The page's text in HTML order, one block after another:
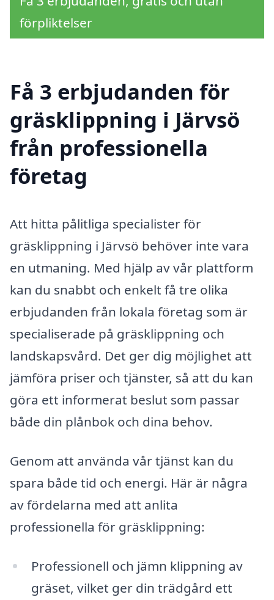
förpliktelser
Få 3 erbjudanden för
gräsklippning i Järvsö
från professionella
företag
Att hitta pålitliga specialister för
gräsklippning i Järvsö behöver inte vara
en utmaning. Med hjälp av vår plattform
kan du snabbt och enkelt få tre olika
erbjudanden från lokala företag som är
specialiserade på gräsklippning och
landskapsvård. Det ger dig möjlighet att
jämföra priser och tjänster, så att du kan
göra ett informerat beslut som passar
både din plånbok och dina behov.
Genom att använda vår tjänst kan du
spara både tid och energi. Här är några
av fördelarna med att anlita
professionella för gräsklippning:
Professionell och jämn klippning av
gräset, vilket ger din trädgård ett